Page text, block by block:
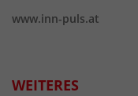
www.inn-puls.at
WEITERES